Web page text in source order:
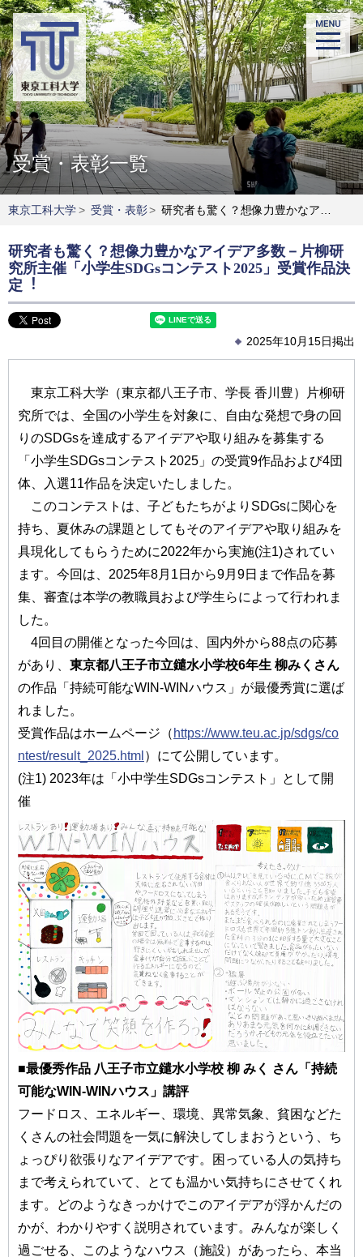
受賞・表彰一覧
東京工科大学> 受賞・表彰> 研究者も驚く？想像⼒豊かなアイデア多数－⽚柳研究所主催「⼩学⽣SDGsコンテスト2025」受賞作品決定︕
研究者も驚く？想像⼒豊かなアイデア多数－⽚柳研
究所主催「⼩学⽣SDGsコンテスト2025」受賞作品決
定︕
2025年10月15日掲出
東京⼯科⼤学（東京都⼋王⼦市、学⻑ ⾹川豊）⽚柳研
究所では、全国の⼩学⽣を対象に、⾃由な発想で⾝の回
りのSDGsを達成するアイデアや取り組みを募集する
「⼩学⽣SDGsコンテスト2025」の受賞9作品および4団
体、⼊選11作品を決定いたしました。
このコンテストは、⼦どもたちがよりSDGsに関⼼を
持ち、夏休みの課題としてもそのアイデアや取り組みを
具現化してもらうために2022年から実施(注1)されてい
ます。今回は、2025年8⽉1⽇から9⽉9⽇まで作品を募
集、審査は本学の教職員および学⽣らによって⾏われま
した。
4回⽬の開催となった今回は、国内外から88点の応募
があり、 東京都⼋王⼦市⽴鑓⽔⼩学校6年⽣ 柳みくさん
の作品「持続可能なWIN-WINハウス」が最優秀賞に選ば
れました。
受賞作品はホームページ（ https://www.teu.ac.jp/sdgs/co
ntest/result_2025.html ）にて公開しています。
(注1) 2023年は「⼩中学⽣SDGsコンテスト」として開
催
■最優秀作品 ⼋王⼦市⽴鑓⽔⼩学校 柳 みく さん「持続
可能なWIN-WINハウス」講評
フードロス、エネルギー、環境、異常気象、貧困などた
くさんの社会問題を⼀気に解決してしまおうという、ち
ょっぴり欲張りなアイデアです。困っている⼈の気持ち
まで考えられていて、とても温かい気持ちにさせてくれ
ます。どのようなきっかけでこのアイデアが浮かんだの
かが、わかりやすく説明されています。みんなが楽しく
過ごせる、このようなハウス（施設）があったら、本当